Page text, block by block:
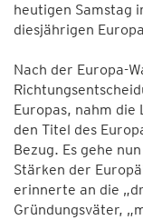
heutigen Samstag
diesjährigen
Nach der Europa-
Europas, nahm
den Titel des
Bezug. Es gehe
Stärken der
erinnerte an die
Gründungsväter,